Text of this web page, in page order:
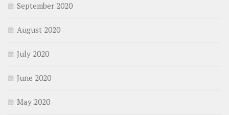
September 2020
August 2020
July 2020
June 2020
May 2020